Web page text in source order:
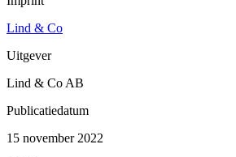
Lind & Co
Uitgever
Lind & Co AB
Publicatiedatum
15 november 2022